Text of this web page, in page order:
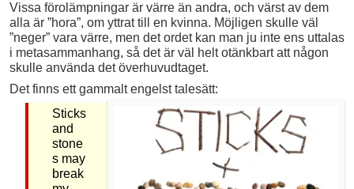
Vissa förolämpningar är värre än andra, och värst av dem
alla är ”hora”, om yttrat till en kvinna. Möjligen skulle väl
”neger” vara värre, men det ordet kan man ju inte ens uttalas
i meta­sammanhang, så det är väl helt otänkbart att någon
skulle använda det överhuvudtaget.
Det finns ett gammalt engelst talesätt:
Sticks
and
stone
s may
break